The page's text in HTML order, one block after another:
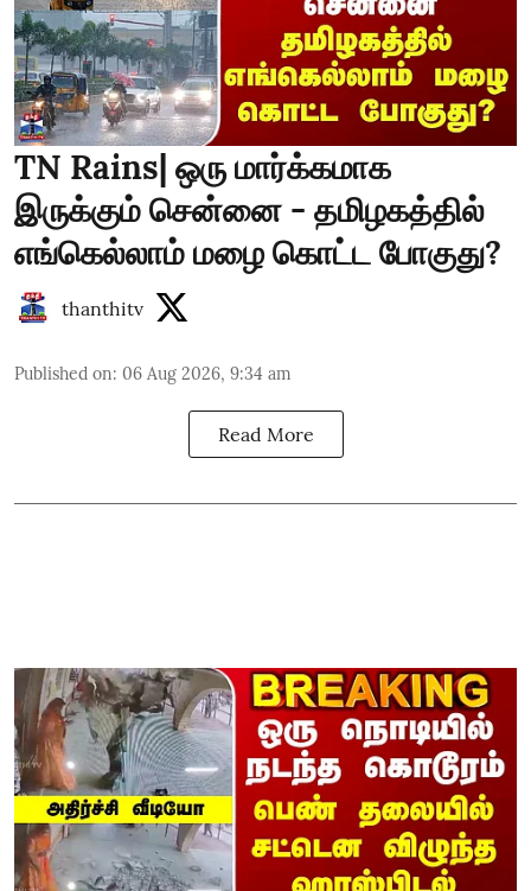
TN Rains| ஒரு மார்க்கமாக
இருக்கும் சென்னை - தமிழகத்தில்
எங்கெல்லாம் மழை கொட்ட போகுது?
thanthitv
Published on: 06 Aug 2026, 9:34 am
Read More